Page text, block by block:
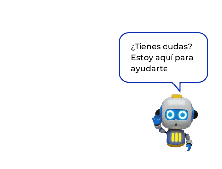
¿Tienes dudas?
Estoy aquí para
ayudarte